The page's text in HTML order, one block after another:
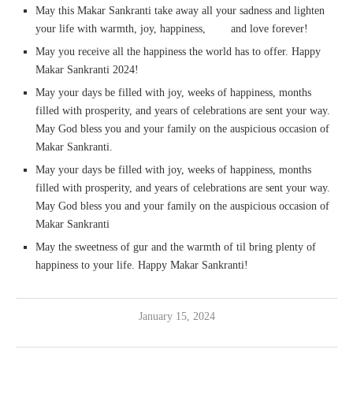
May this Makar Sankranti take away all your sadness and lighten
your life with warmth, joy, happiness, and love forever!
May you receive all the happiness the world has to offer. Happy
Makar Sankranti 2024!
May your days be filled with joy, weeks of happiness, months
filled with prosperity, and years of celebrations are sent your way.
May God bless you and your family on the auspicious occasion of
Makar Sankranti.
May your days be filled with joy, weeks of happiness, months
filled with prosperity, and years of celebrations are sent your way.
May God bless you and your family on the auspicious occasion of
Makar Sankranti
May the sweetness of gur and the warmth of til bring plenty of
happiness to your life. Happy Makar Sankranti!
January 15, 2024